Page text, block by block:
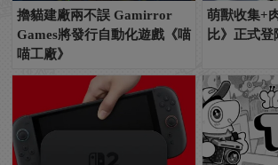
擼貓建廠兩不誤 Gamirror
Games將發行自動化遊戲《喵
喵工廠》
萌獸收集+
比》正式登